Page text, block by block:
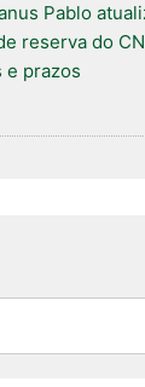
Pablo
reserva do
e prazos